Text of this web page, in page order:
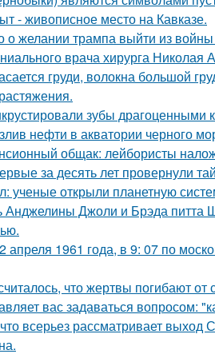
- живописное место на Кавказе.
о желании трампа выйти из
врача хирурга Николая
груди, волокна большой
зубы драгоценными
нефти в акватории черного
общак: лейбористы
за десять лет провернули
ученые открыли планетную
Анджелины Джоли и Брэда питта
апреля 1961 года, в 9: 07 по
что жертвы погибают от
вас задаваться вопросом:
всерьез рассматривает